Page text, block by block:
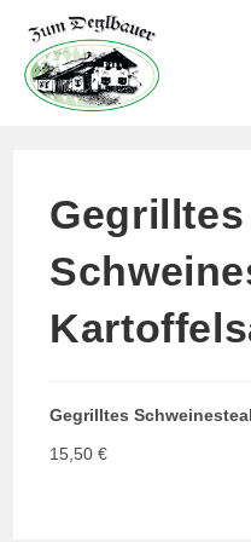
Inhalt
springen
Gegrilltes
Gegrilltes
15,50 €